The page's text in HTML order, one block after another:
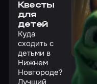
Квесты
для
детей
Куда
сходить с
детьми в
Нижнем
Новгороде?
Лучший